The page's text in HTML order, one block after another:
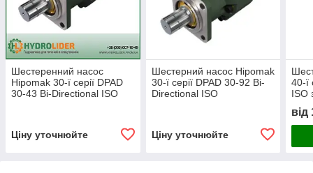
Шестеренний насос
Hipomak 30-ї серії DPAD
30-43 Bi-Directional ISO
Ціну уточнюйте
Шестерний насос Hipomak
30-ї серії DPAD 30-92 Bi-
Directional ISO
Ціну уточнюйте
40-ї
ISO
від